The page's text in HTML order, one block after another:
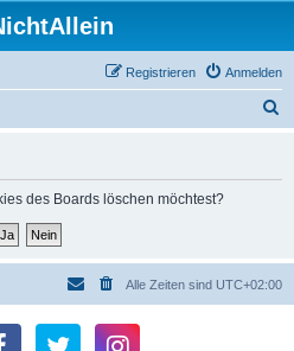
Anmelden
Registrieren
des Boards löschen möchtest?
Alle Zeiten sind UTC+02:00